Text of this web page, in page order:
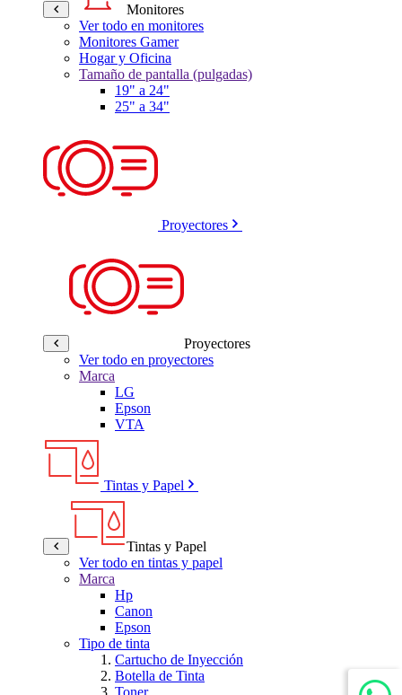
Monitores
Ver todo en monitores
Monitores Gamer
Hogar y Oficina
Tamaño de pantalla (pulgadas)
19" a 24"
25" a 34"
Proyectores
Proyectores
Ver todo en proyectores
Marca
LG
Epson
VTA
Tintas y Papel
Tintas y Papel
Ver todo en tintas y papel
Marca
Hp
Canon
Epson
Tipo de tinta
Cartucho de Inyección
Botella de Tinta
Toner